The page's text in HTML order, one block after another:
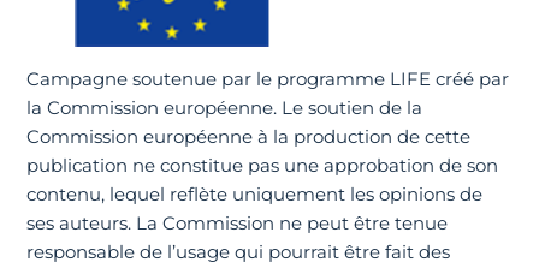
Campagne soutenue par le programme LIFE créé par
la Commission européenne. Le soutien de la
Commission européenne à la production de cette
publication ne constitue pas une approbation de son
contenu, lequel reflète uniquement les opinions de
ses auteurs. La Commission ne peut être tenue
responsable de l’usage qui pourrait être fait des